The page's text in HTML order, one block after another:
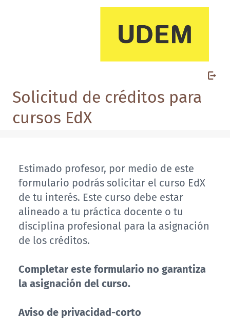
Solicitud de créditos para
cursos EdX
Estimado profesor, por medio de este
formulario podrás solicitar el curso EdX
de tu interés. Este curso debe estar
alineado a tu práctica docente o tu
disciplina profesional para la asignación
de los créditos.
Completar este formulario no garantiza
la asignación del curso.
Aviso de privacidad-corto